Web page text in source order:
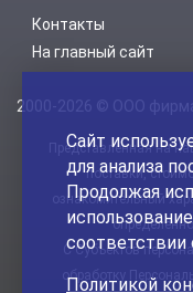
Контакты
На главный сайт
2000-2026 © ООО фирма
Представленная на
поставки,
ознакомительный
С Субъектов
обработку
Сайт
для анализа
Продолжая
Политикой